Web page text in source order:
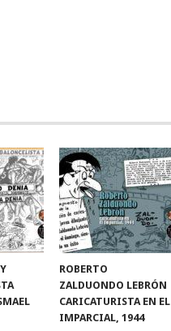
ROBERTO
ZALDUONDO LEBRÓN
CARICATURISTA EN EL
IMPARCIAL, 1944